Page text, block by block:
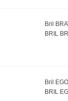
Bril
BRIL
Bril
BRIL